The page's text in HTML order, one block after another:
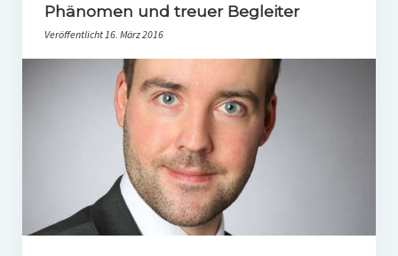
Phänomen und treuer Begleiter
Veröffentlicht 16. März 2016